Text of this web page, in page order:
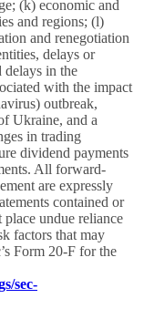
(k) economic and
and regions; (l)
and renegotiation
delays or
delays in the
with the impact
outbreak,
Ukraine, and a
in trading
dividend payments
All forward-
are expressly
contained or
undue reliance
factors that may
Form 20-F for the
sec-